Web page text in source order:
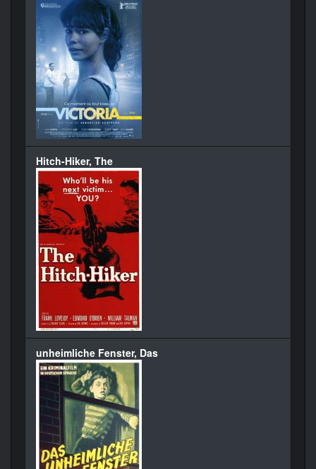
Hitch-Hiker, The
unheimliche Fenster, Das